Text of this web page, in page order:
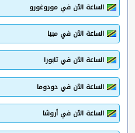
الساعة الآن في موروغورو
الساعة الآن في مبيا
الساعة الآن في تابورا
الساعة الآن في دودوما
الساعة الآن في أروشا